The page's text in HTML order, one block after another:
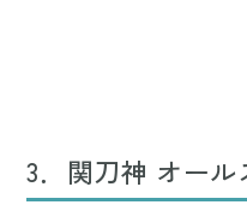
3．関刀神 オー